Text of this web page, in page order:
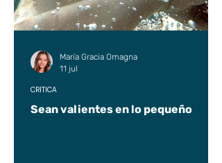
Sean valientes en lo pequeño
CRÍTICA
María Gracia Omagna
11 jul